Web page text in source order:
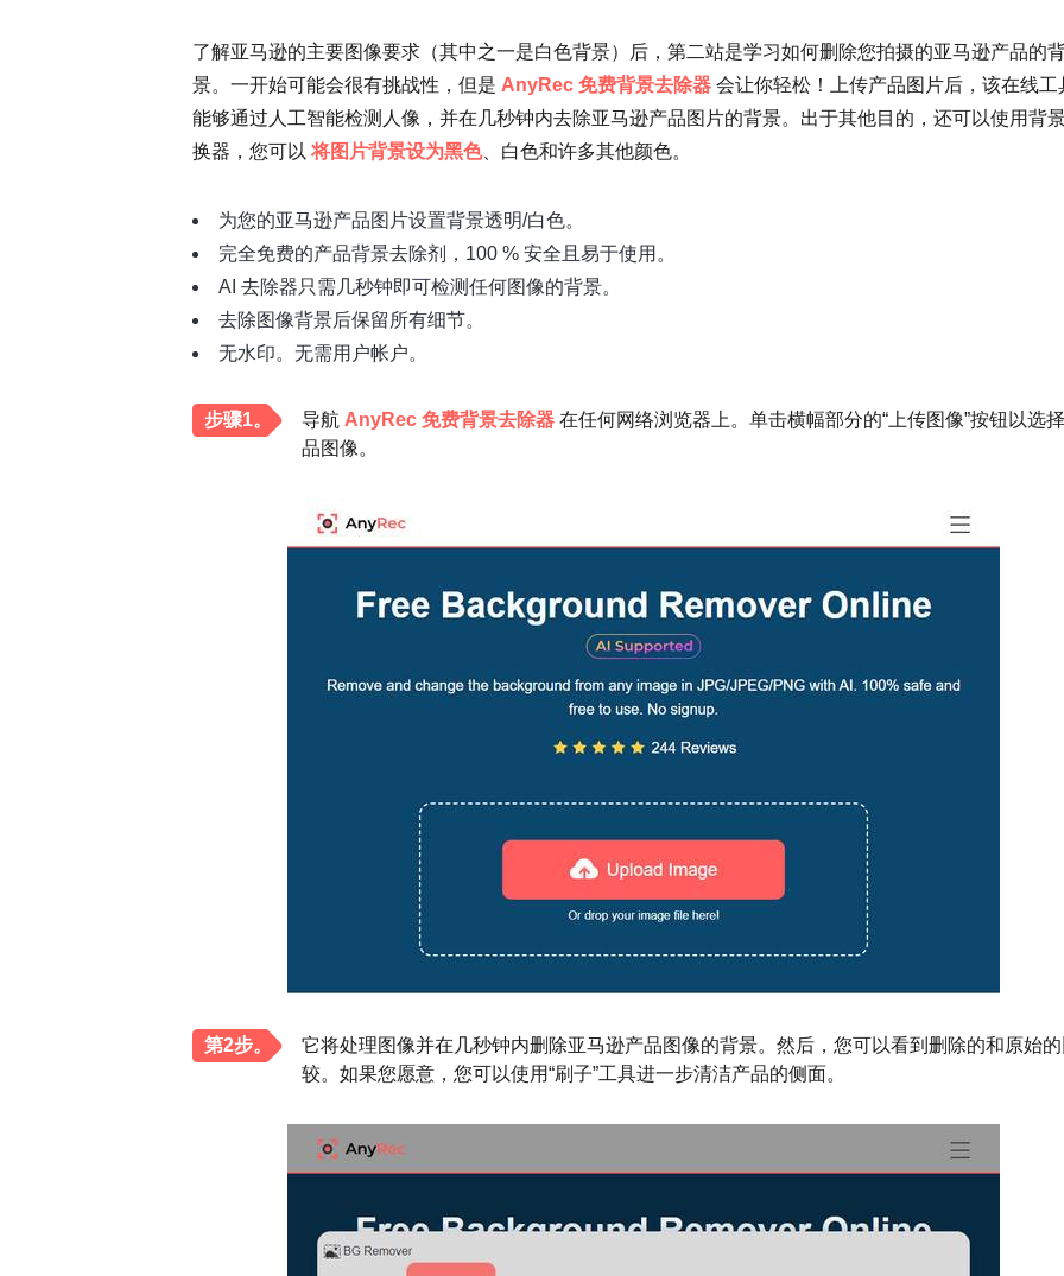
了解亚马逊的主要图像要求（其中之一是白色背景）后，第二站是学习如何删除您拍摄的亚马逊产品的
景。一开始可能会很有挑战性，但是 AnyRec 免费背景去除器 会让你轻松！上传产品图片后，该在线工
能够通过人工智能检测人像，并在几秒钟内去除亚马逊产品图片的背景。出于其他目的，还可以使用背
换器，您可以将图片背景设为黑色、白色和许多其他颜色。
为您的亚马逊产品图片设置背景透明/白色。
完全免费的产品背景去除剂，100 % 安全且易于使用。
AI 去除器只需几秒钟即可检测任何图像的背景。
去除图像背景后保留所有细节。
无水印。无需用户帐户。
步骤1。 导航 AnyRec 免费背景去除器 在任何网络浏览器上。单击横幅部分的“上传图像”按钮以选
品图像。
第2步。
它将处理图像并在几秒钟内删除亚马逊产品图像的背景。然后，您可以看到删除的和原始
较。如果您愿意，您可以使用“刷子”工具进一步清洁产品的侧面。